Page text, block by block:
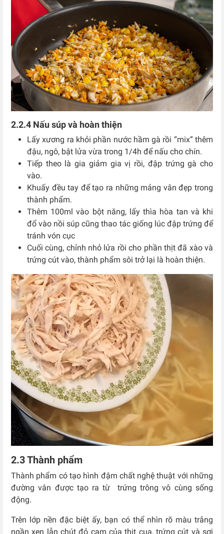
2.2.4 Nấu súp và hoàn thiện
Lấy xương ra khỏi phần nước hầm gà rồi “mix” thêm
đậu, ngô, bật lửa vừa trong 1/4h để nấu cho chín.
Tiếp theo là gia giảm gia vị rồi, đập trứng gà cho
vào.
Khuấy đều tay để tạo ra những mảng vân đẹp trong
thành phẩm.
Thêm 100ml vào bột năng, lấy thìa hòa tan và khi
đổ vào nồi súp cũng thao tác giống lúc đập trứng để
tránh vón cục
Cuối cùng, chỉnh nhỏ lửa rồi cho phần thịt đã xào và
trứng cút vào, thành phẩm sôi trở lại là hoàn thiện.
2.3 Thành phẩm
Thành phẩm có tạo hình đậm chất nghệ thuật với những
đường vân được tạo ra từ trứng trông vô cùng sống
động.
Trên lớp nền đặc biệt ấy, bạn có thể nhìn rõ màu trắng
ngần xen lẫn chút đỏ cam của thịt cua, trứng cút và sợi